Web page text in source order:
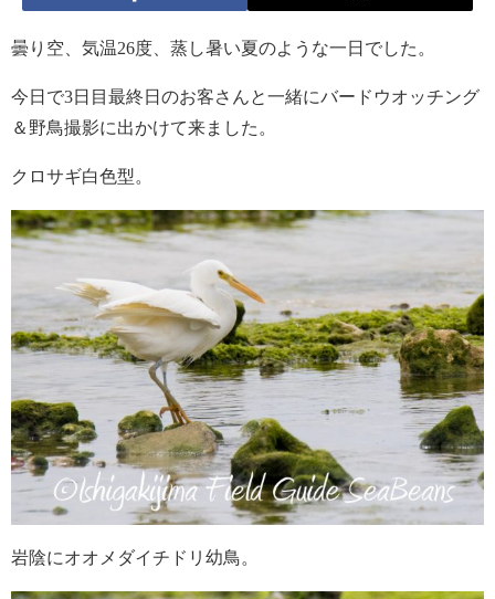
曇り空、気温26度、蒸し暑い夏のような一日でした。
今日で3日目最終日のお客さんと一緒にバードウオッチング
＆野鳥撮影に出かけて来ました。
クロサギ白色型。
岩陰にオオメダイチドリ幼鳥。